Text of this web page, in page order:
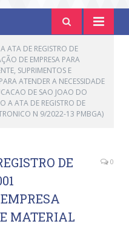
ATA DE REGISTRO DE
DE EMPRESA PARA
SUPRIMENTOS E
ATENDER A NECESSIDADE
DE SAO JOAO DO
A ATA DE REGISTRO DE
N 9/2022-13 PMBGA)
DE
MATERIAL
0